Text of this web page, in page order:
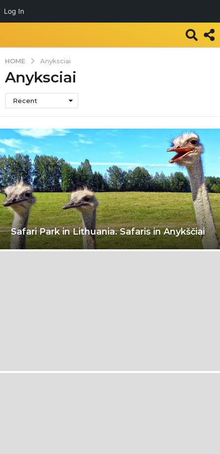
Log In
HOME Anyksciai
Anyksciai
Recent
Safari Park in Lithuania. Safaris in Anykščiai